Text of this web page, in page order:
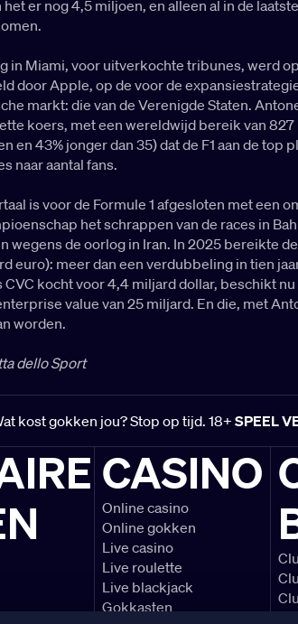
het er nog 4,5 miljoen, en alleen al in de
in Miami, voor uitverkochte tribunes, werd
door Apple, op de voor de
markt: die van de Verenigde Staten.
koers, met een wereldwijd bereik van 827
en 43% jonger dan 35) dat de F1 aan de top
naar aantal fans.
is voor de Formule 1 afgesloten met een
het schrappen van de races in
wegens de oorlog in Iran. In 2025 bereikte
euro): meer dan een verdubbeling in tien
CVC kocht voor 4,4 miljard dollar, beschikt
value van 25 miljard. En die, met
worden.
dello Sport
kost gokken jou? Stop op tijd. 18+ SPEEL
CASINO
Online casino
Online gokken
Live casino
Live roulette
Live blackjack
Gokkasten